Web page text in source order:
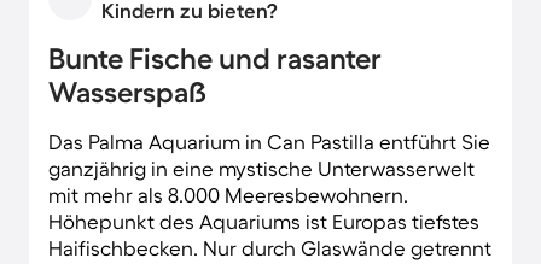
Kindern zu bieten?
Bunte Fische und rasanter
Wasserspaß
Das Palma Aquarium in Can Pastilla entführt Sie
ganzjährig in eine mystische Unterwasserwelt
mit mehr als 8.000 Meeresbewohnern.
Höhepunkt des Aquariums ist Europas tiefstes
Haifischbecken. Nur durch Glaswände getrennt